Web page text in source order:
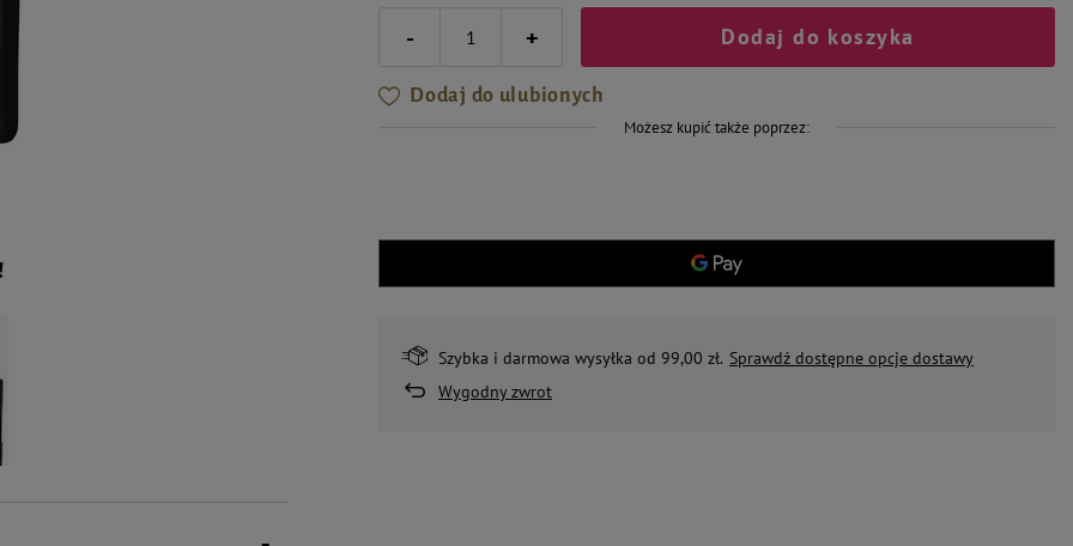
- + Dodaj do koszyka
Dodaj do ulubionych
Możesz kupić także poprzez:
Szybka i darmowa wysyłka od 99,00 zł. Sprawdź dostępne opcje dostawy
Wygodny zwrot